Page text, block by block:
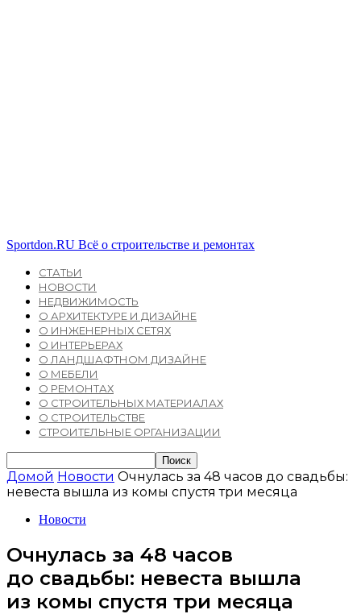
Sportdon.RU Всё о строительстве и ремонтах
СТАТЬИ
НОВОСТИ
НЕДВИЖИМОСТЬ
О АРХИТЕКТУРЕ И ДИЗАЙНЕ
О ИНЖЕНЕРНЫХ СЕТЯХ
О ИНТЕРЬЕРАХ
О ЛАНДШАФТНОМ ДИЗАЙНЕ
О МЕБЕЛИ
О РЕМОНТАХ
О СТРОИТЕЛЬНЫХ МАТЕРИАЛАХ
О СТРОИТЕЛЬСТВЕ
СТРОИТЕЛЬНЫЕ ОРГАНИЗАЦИИ
Домой Новости Очнулась за 48 часов до свадьбы:
невеста вышла из комы спустя три месяца
Новости
Очнулась за 48 часов
до свадьбы: невеста вышла
из комы спустя три месяца